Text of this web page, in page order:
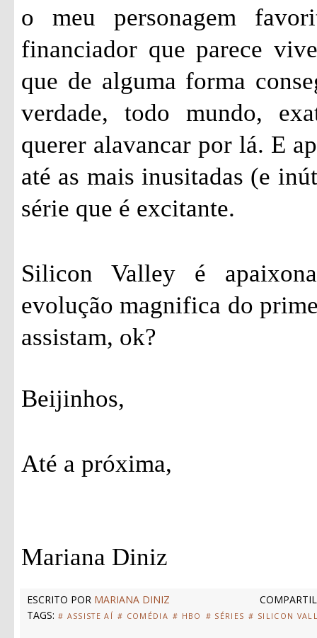
o meu personagem
financiador que parece
que de alguma forma
verdade, todo mundo,
querer alavancar por lá. E
até as mais inusitadas (e
série que é excitante.
Silicon Valley é
evolução magnifica do
assistam, ok?
Beijinhos,
Até a próxima,
Mariana Diniz
ESCRITO POR MARIANA DINIZ
TAGS: # ASSISTE AÍ # COMÉDIA # HBO # SÉRIES # SILICON